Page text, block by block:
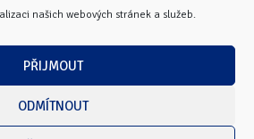
našich webových stránek a služeb.
PŘIJMOUT
ODMÍTNOUT